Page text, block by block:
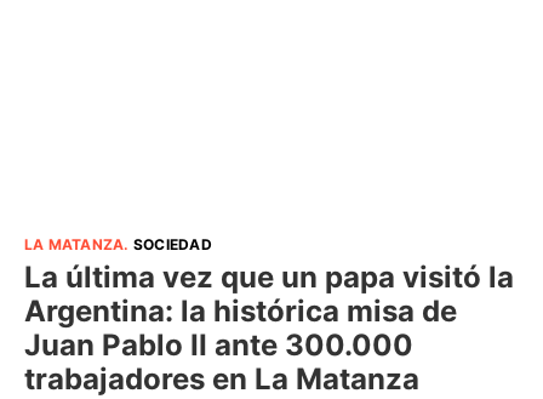
LA MATANZA. SOCIEDAD
La última vez que un papa visitó la
Argentina: la histórica misa de
Juan Pablo II ante 300.000
trabajadores en La Matanza